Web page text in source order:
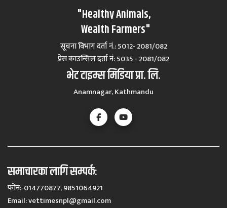
"Healthy Animals,
Wealth Farmers"
सूचना विभाग दर्ता नं.: 5012- 2081/082
प्रेस काउन्सिल दर्ता नं‍: 5035 - 2081/082
भेट टाइम्स मिडिया प्रा. लि.
Anamnagar, Kathmandu
समाचारका लागि सम्पर्कः
फोन:-014770877, 9851064921
Email:vettimesnpl@gmail.com